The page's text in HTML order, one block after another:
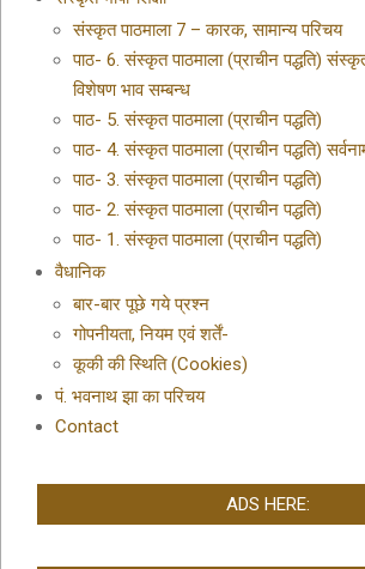
संस्कृत पाठमाला 7 – कारक, सामान्य परिचय
पाठ- 6. संस्कृत पाठमाला (प्राचीन पद्धति)
विशेषण भाव सम्बन्ध
पाठ- 5. संस्कृत पाठमाला (प्राचीन पद्धति)
पाठ- 4. संस्कृत पाठमाला (प्राचीन पद्धति)
पाठ- 3. संस्कृत पाठमाला (प्राचीन पद्धति)
पाठ- 2. संस्कृत पाठमाला (प्राचीन पद्धति)
पाठ- 1. संस्कृत पाठमाला (प्राचीन पद्धति)
वैधानिक
बार-बार पूछे गये प्रश्न
गोपनीयता, नियम एवं शर्तें-
कूकी की स्थिति (Cookies)
पं. भवनाथ झा का परिचय
Contact
ADS HERE: